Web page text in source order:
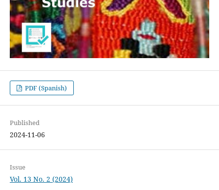
PDF (Spanish)
Published
2024-11-06
Issue
Vol. 13 No. 2 (2024)